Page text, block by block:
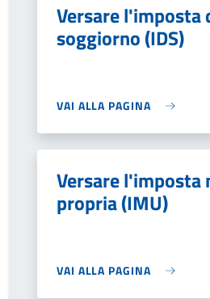
Versare l'imposta
soggiorno (IDS)
VAI ALLA PAGINA
Versare l'imposta
propria (IMU)
VAI ALLA PAGINA